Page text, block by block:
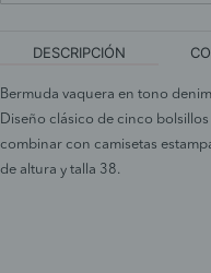
DESCRIPCIÓN
Bermuda vaquera en tono
Diseño clásico de cinco
combinar con camisetas
de altura y talla 38.